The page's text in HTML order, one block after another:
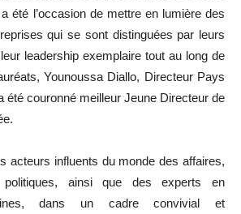
été l’occasion de mettre en lumière des
qui se sont distinguées par leurs
leadership exemplaire tout au long de
Younoussa Diallo, Directeur Pays
été couronné meilleur Jeune Directeur de
acteurs influents du monde des affaires,
politiques, ainsi que des experts en
dans un cadre convivial et